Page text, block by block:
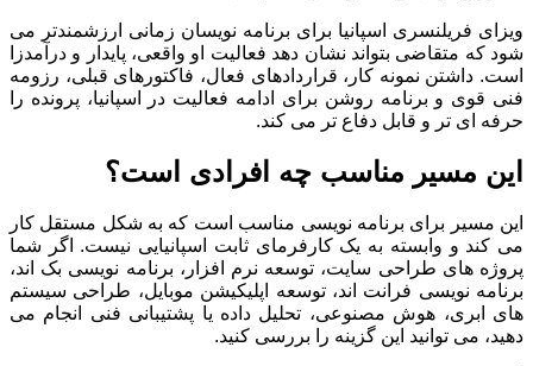
ویزای فریلنسری اسپانیا برای برنامه نویسان زمانی ارزشمندتر می
شود که متقاضی بتواند نشان دهد فعالیت او واقعی، پایدار و درآمدزا
است. داشتن نمونه کار، قراردادهای فعال، فاکتورهای قبلی، رزومه
فنی قوی و برنامه روشن برای ادامه فعالیت در اسپانیا، پرونده را
حرفه ای تر و قابل دفاع تر می کند.
این مسیر مناسب چه افرادی است؟
این مسیر برای برنامه نویسی مناسب است که به شکل مستقل کار
می کند و وابسته به یک کارفرمای ثابت اسپانیایی نیست. اگر شما
پروژه های طراحی سایت، توسعه نرم افزار، برنامه نویسی بک اند،
برنامه نویسی فرانت اند، توسعه اپلیکیشن موبایل، طراحی سیستم
های ابری، هوش مصنوعی، تحلیل داده یا پشتیبانی فنی انجام می
دهید، می توانید این گزینه را بررسی کنید.